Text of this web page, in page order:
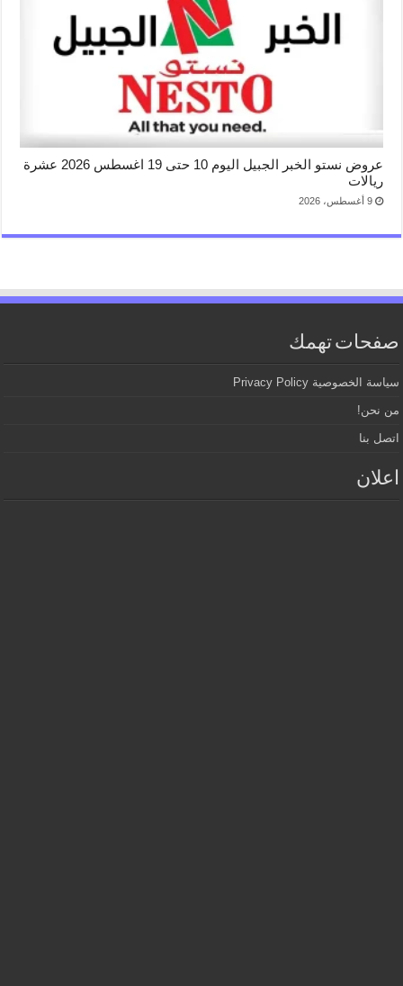
عروض نستو الخبر الجبيل اليوم 10 حتى 19 اغسطس 2026 عشرة
ريالات
9 أغسطس، 2026
صفحات تهمك
سياسة الخصوصية Privacy Policy
من نحن!
اتصل بنا
اعلان